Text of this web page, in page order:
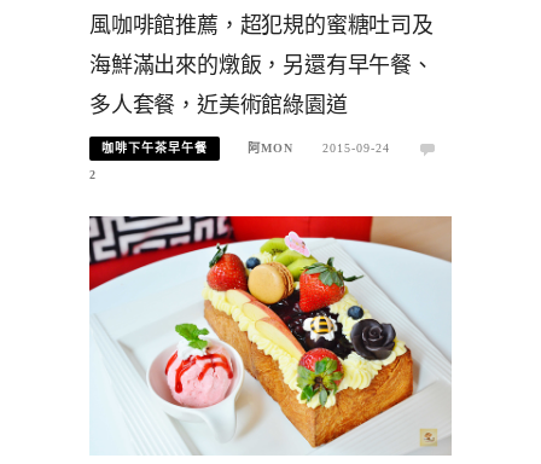
風咖啡館推薦，超犯規的蜜糖吐司及
海鮮滿出來的燉飯，另還有早午餐、
多人套餐，近美術館綠園道
咖啡下午茶早午餐 阿MON
2015-09-24
2